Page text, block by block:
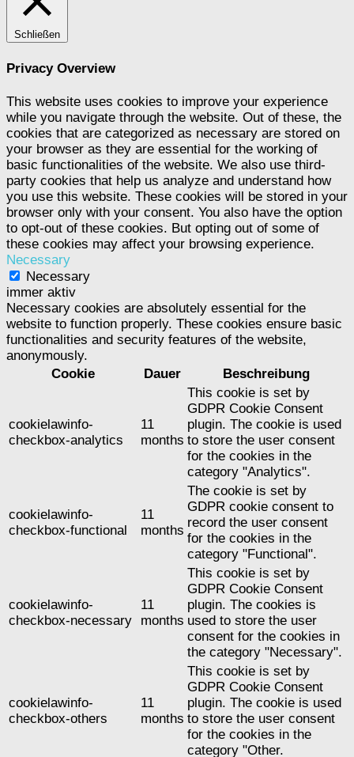
Schließen
Privacy Overview
This website uses cookies to improve your experience
while you navigate through the website. Out of these, the
cookies that are categorized as necessary are stored on
your browser as they are essential for the working of
basic functionalities of the website. We also use third-
party cookies that help us analyze and understand how
you use this website. These cookies will be stored in your
browser only with your consent. You also have the option
to opt-out of these cookies. But opting out of some of
these cookies may affect your browsing experience.
Necessary
Necessary
immer aktiv
Necessary cookies are absolutely essential for the
website to function properly. These cookies ensure basic
functionalities and security features of the website,
anonymously.
Cookie
Dauer Beschreibung
cookielawinfo-
checkbox-analytics
11
months
This cookie is set by
GDPR Cookie Consent
plugin. The cookie is used
to store the user consent
for the cookies in the
category "Analytics".
cookielawinfo-
checkbox-functional
11
months
The cookie is set by
GDPR cookie consent to
record the user consent
for the cookies in the
category "Functional".
cookielawinfo-
checkbox-necessary
11
months
This cookie is set by
GDPR Cookie Consent
plugin. The cookies is
used to store the user
consent for the cookies in
the category "Necessary".
cookielawinfo-
checkbox-others
11
months
This cookie is set by
GDPR Cookie Consent
plugin. The cookie is used
to store the user consent
for the cookies in the
category "Other.